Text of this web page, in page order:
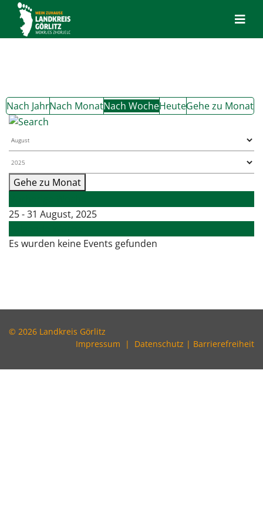
Nach JahrNach MonatNach WocheHeuteGehe zu Monat
Gehe zu Monat
25 - 31 August, 2025
Es wurden keine Events gefunden
© 2026 Landkreis Görlitz
Impressum | Datenschutz | Barrierefreiheit